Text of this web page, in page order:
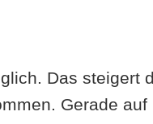
Das steigert
Gerade